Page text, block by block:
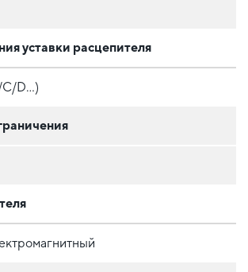
уставки расцепителя
D...)